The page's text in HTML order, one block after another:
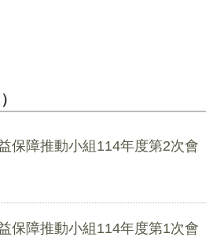
保障推動小組114年度第2次會
保障推動小組114年度第1次會